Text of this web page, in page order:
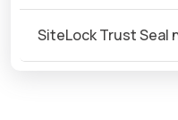
SiteLock Trust Seal